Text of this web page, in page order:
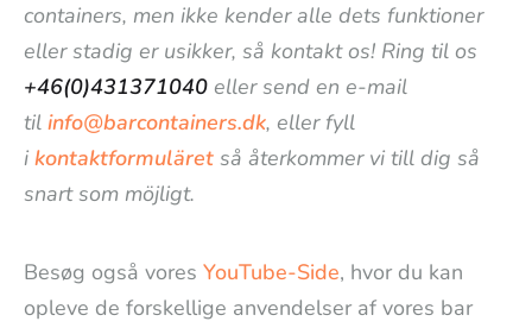
containers, men ikke kender alle dets funktioner
eller stadig er usikker, så kontakt os! Ring til os
+46(0)431371040 eller send en e-mail
til info@barcontainers.dk, eller fyll
i kontaktformuläret så återkommer vi till dig så
snart som möjligt.
Besøg også vores YouTube-Side, hvor du kan
opleve de forskellige anvendelser af vores bar